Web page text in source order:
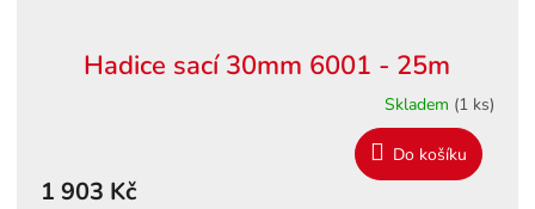
Hadice sací 30mm 6001 - 25m
Skladem (1 ks)
1 903 Kč
Do košíku